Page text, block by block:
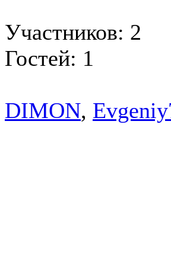
Участников: 2
Гостей: 1
DIMON,